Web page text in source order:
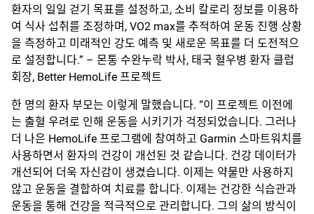
환자의 일일 걷기 목표를 설정하고, 소비 칼로리 정보를 이용하
여 식사 섭취를 조정하며, VO2 max를 추적하여 운동 진행 상황
을 측정하고 미래적인 강도 예측 및 새로운 목표를 더 도전적으
로 설정합니다.” – 몬통 수완누락 박사, 태국 혈우병 환자 클럽
회장, Better HemoLife 프로젝트
한 명의 환자 부모는 이렇게 말했습니다. “이 프로젝트 이전에
는 출혈 우려로 인해 운동을 시키기가 걱정되었습니다. 그러나
더 나은 HemoLife 프로그램에 참여하고 Garmin 스마트워치를
사용하면서 환자의 건강이 개선된 것 같습니다. 건강 데이터가
개선되어 더욱 자신감이 생겼습니다. 이제는 약물만 사용하지
않고 운동을 결합하여 치료를 합니다. 이제는 건강한 식습관과
운동을 통해 건강을 적극적으로 관리합니다. 그의 삶의 방식이